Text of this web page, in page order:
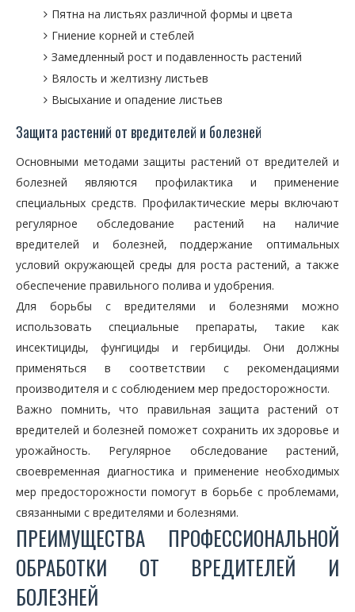
Пятна на листьях различной формы и цвета
Гниение корней и стеблей
Замедленный рост и подавленность растений
Вялость и желтизну листьев
Высыхание и опадение листьев
Защита растений от вредителей и болезней
Основными методами защиты растений от вредителей и
болезней являются профилактика и применение
специальных средств. Профилактические меры включают
регулярное обследование растений на наличие
вредителей и болезней, поддержание оптимальных
условий окружающей среды для роста растений, а также
обеспечение правильного полива и удобрения.
Для борьбы с вредителями и болезнями можно
использовать специальные препараты, такие как
инсектициды, фунгициды и гербициды. Они должны
применяться в соответствии с рекомендациями
производителя и с соблюдением мер предосторожности.
Важно помнить, что правильная защита растений от
вредителей и болезней поможет сохранить их здоровье и
урожайность. Регулярное обследование растений,
своевременная диагностика и применение необходимых
мер предосторожности помогут в борьбе с проблемами,
связанными с вредителями и болезнями.
ПРЕИМУЩЕСТВА ПРОФЕССИОНАЛЬНОЙ
ОБРАБОТКИ ОТ ВРЕДИТЕЛЕЙ И
БОЛЕЗНЕЙ